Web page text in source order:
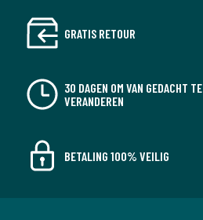
GRATIS RETOUR
30 DAGEN OM VAN GEDACHT TE
VERANDEREN
BETALING 100% VEILIG